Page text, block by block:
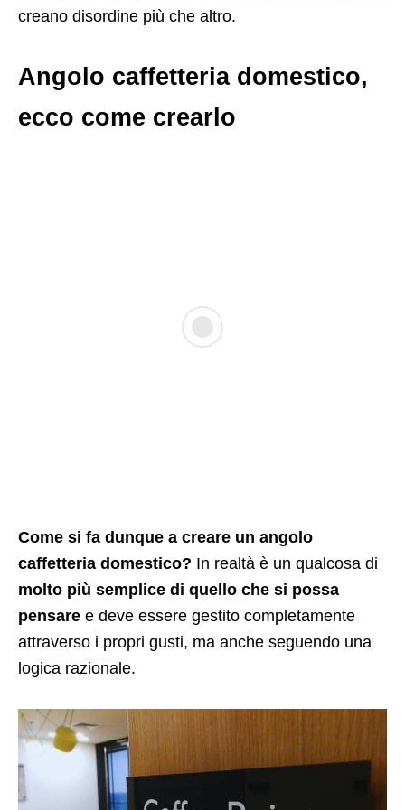
creano disordine più che altro.
Angolo caffetteria domestico,
ecco come crearlo
Come si fa dunque a creare un angolo
caffetteria domestico? In realtà è un qualcosa di
molto più semplice di quello che si possa
pensare e deve essere gestito completamente
attraverso i propri gusti, ma anche seguendo una
logica razionale.